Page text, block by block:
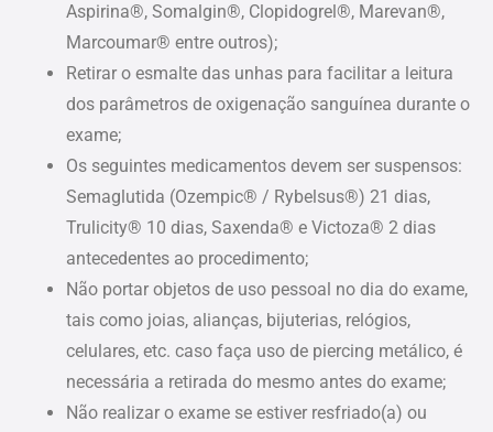
Aspirina®, Somalgin®, Clopidogrel®, Marevan®,
Marcoumar® entre outros);
Retirar o esmalte das unhas para facilitar a leitura
dos parâmetros de oxigenação sanguínea durante o
exame;
Os seguintes medicamentos devem ser suspensos:
Semaglutida (Ozempic® / Rybelsus®) 21 dias,
Trulicity® 10 dias, Saxenda® e Victoza® 2 dias
antecedentes ao procedimento;
Não portar objetos de uso pessoal no dia do exame,
tais como joias, alianças, bijuterias, relógios,
celulares, etc. caso faça uso de piercing metálico, é
necessária a retirada do mesmo antes do exame;
Não realizar o exame se estiver resfriado(a) ou